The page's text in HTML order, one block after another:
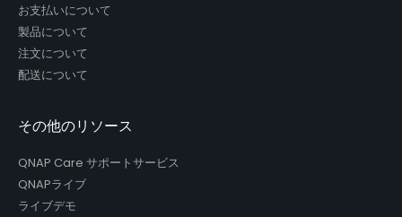
お支払いについて
製品について
注文について
配送について
その他のリソース
QNAP Care サポートサービス
QNAPライブ
ライブデモ